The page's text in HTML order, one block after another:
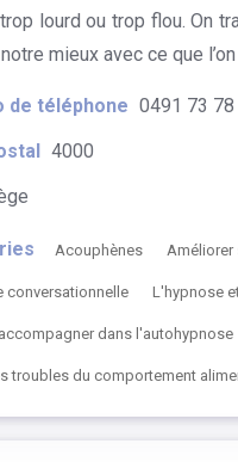
lourd ou trop flou. On
mieux avec ce que l’on
de téléphone 0491 73 78
4000
Acouphènes Améliorer
conversationnelle L'hypnose
dans l'autohypnose
troubles du comportement